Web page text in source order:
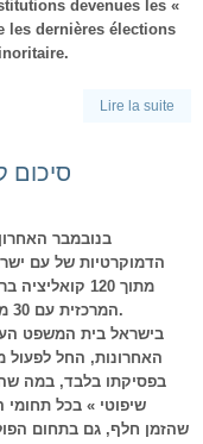
devenues les «
les dernières élections
Lire la suite
בנובמבר
מתוך 120
המרכזית עם 30 מנדטים, בנימין נתניהו.
בישראל בית המשפט
האחרונות, החל לפעול
בפסיקתו בלבד, במה
שיפוטי » בכל תחומי
שהזמן חלף, גם בתחום